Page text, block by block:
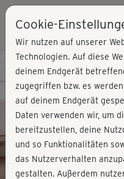
Kursvorschau - Jetzt mitmachen!
Cookie-
Wir nutzen auf unserer
Technologien. Auf diese
deinem Endgerät
zugegriffen bzw. es
auf deinem Endgerät
Daten verwenden wir, um
bereitzustellen, deine
und so Funktionalitäten
das Nutzerverhalten
gestalten. Außerdem